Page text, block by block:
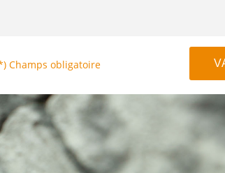
Champs obligatoire